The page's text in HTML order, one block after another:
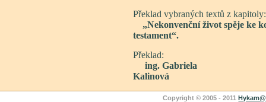
Překlad vybraných textů z kapitoly:
„Nekonvenční život spěje ke
testament“.
Překlad:
ing. Gabriela
Kalinová
Copyright © 2005 - 2011